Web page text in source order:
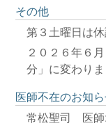
その他
第３土曜日は休
２０２６年６
分」に変わりま
医師不在のお知
常松聖司 医